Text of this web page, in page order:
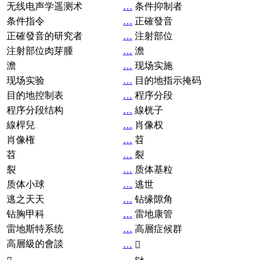
无线电声学遥测术
… 条件抑制者
条件指令
… 正確發音
正確發音的研究者
… 注射部位
注射部位肉芽腫
… 澹
澹
… 现场实施
现场实验
… 目的地指示掩码
目的地控制表
… 程序分段
程序分段结构
… 線桄子
線桿兒
… 肖像权
肖像権
… 苕
苕
… 裂
裂
… 质体基粒
质体小球
… 逃世
逃之天天
… 钻缘隙角
钻胸甲科
… 雷地康管
雷地斯特系统
… 高層症候群
高層級的會談
… 𧘞